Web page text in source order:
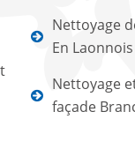
Nettoyage
En Laonnois
Nettoyage
façade